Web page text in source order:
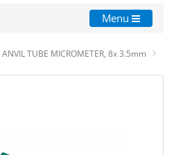
Menu
TUBE MICROMETER, 8x 3.5mm